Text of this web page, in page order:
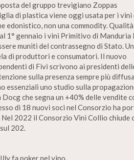
del gruppo trevigiano Zoppas
di plastica viene oggi usata per i vini
edonistico, non una commodity.
1° gennaio i vini Primitivo di Manduria
muniti del contrassegno di Stato. Un
di produttori e consumatori. Il nuovo
di Fivi scrivono ai presidenti
sulla presenza sempre più
uno studio sulla
che segna un +40% delle vendite
di 18 nuovi soci nel Consorzio ha
2022 il Consorzio Vini Collio chiude
202.
fa poker nel vino.